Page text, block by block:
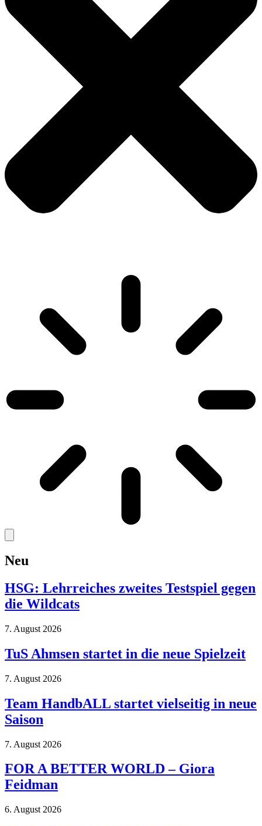
Neu
HSG: Lehrreiches zweites Testspiel gegen
die Wildcats
7. August 2026
TuS Ahmsen startet in die neue Spielzeit
7. August 2026
Team HandbALL startet vielseitig in neue
Saison
7. August 2026
FOR A BETTER WORLD – Giora
Feidman
6. August 2026